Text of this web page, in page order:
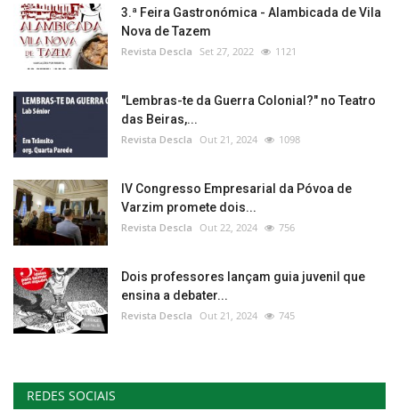
3.ª Feira Gastronómica - Alambicada de Vila
Nova de Tazem
Revista Descla Set 27, 2022 1121
"Lembras-te da Guerra Colonial?" no Teatro
das Beiras,...
Revista Descla Out 21, 2024 1098
IV Congresso Empresarial da Póvoa de
Varzim promete dois...
Revista Descla Out 22, 2024 756
Dois professores lançam guia juvenil que
ensina a debater...
Revista Descla Out 21, 2024 745
REDES SOCIAIS